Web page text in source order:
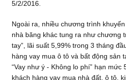
5/2/2016.
Ngoài ra, nhiều chương trình
nhà băng khác tung ra như chương
tay”, lãi suất 5,99% trong 3 tháng
hàng vay mua ô tô và bất động sản
“Vay như ý - Không lo phí” hạn mức
khách hàng vay mua nhà đất, ô tô,